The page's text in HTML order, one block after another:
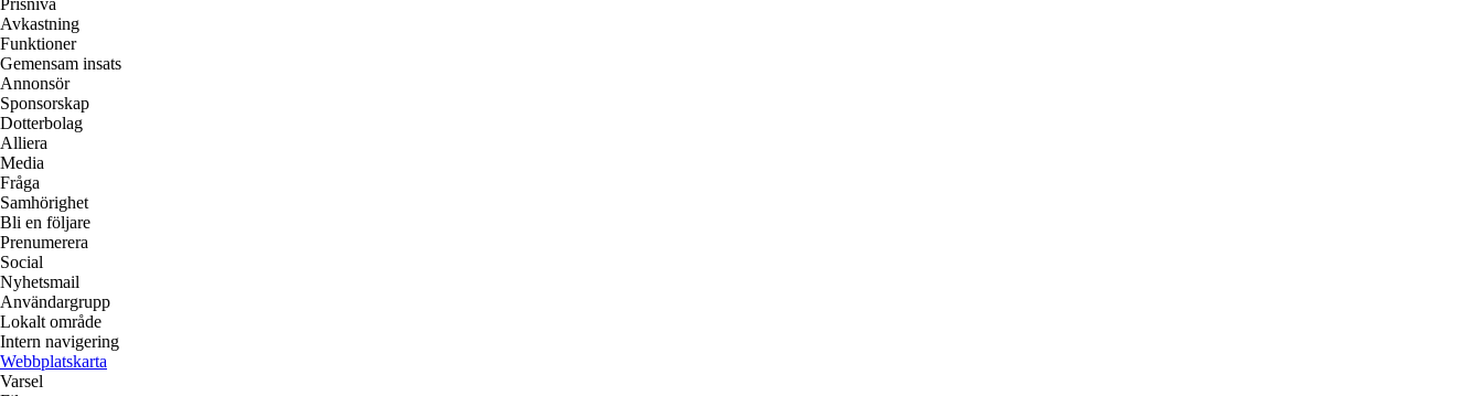
Avkastning
Funktioner
Gemensam insats
Annonsör
Sponsorskap
Dotterbolag
Alliera
Media
Fråga
Samhörighet
Bli en följare
Prenumerera
Social
Nyhetsmail
Användargrupp
Lokalt område
Intern navigering
Webbplatskarta
Varsel